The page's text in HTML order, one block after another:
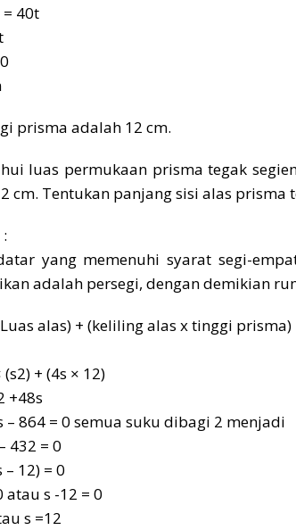
40t
prisma adalah 12 cm.
luas permukaan prisma tegak
cm. Tentukan panjang sisi alas prisma
:
yang memenuhi syarat segi-
adalah persegi, dengan demikian
alas) + (keliling alas x tinggi prisma)
+ (4s × 12)
+48s
– 864 = 0 semua suku dibagi 2 menjadi
432 = 0
– 12) = 0
atau s -12 = 0
s =12